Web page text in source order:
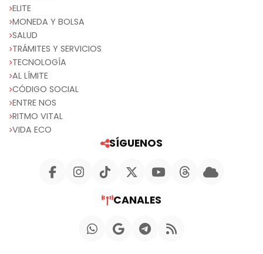
ELITE
MONEDA Y BOLSA
SALUD
TRÁMITES Y SERVICIOS
TECNOLOGÍA
AL LÍMITE
CÓDIGO SOCIAL
ENTRE NOS
RITMO VITAL
VIDA ECO
SÍGUENOS
CANALES